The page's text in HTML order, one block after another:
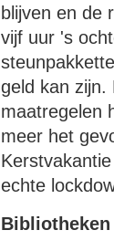
blijven en de
vijf uur 's
geld kan zijn.
maatregelen
meer het
echte